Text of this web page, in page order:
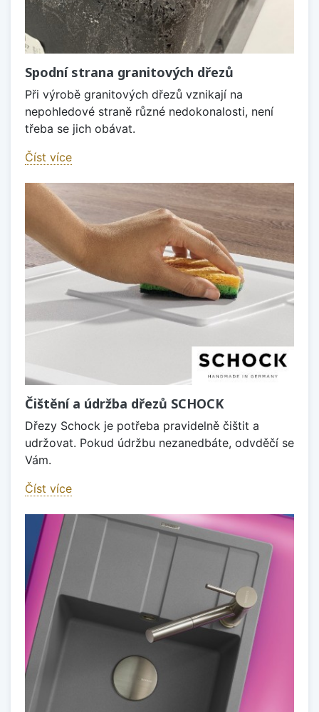
Spodní strana granitových dřezů
Při výrobě granitových dřezů vznikají na
nepohledové straně různé nedokonalosti, není
třeba se jich obávat.
Číst více
Čištění a údržba dřezů SCHOCK
Dřezy Schock je potřeba pravidelně čištit a
udržovat. Pokud údržbu nezanedbáte, odvděčí se
Vám.
Číst více